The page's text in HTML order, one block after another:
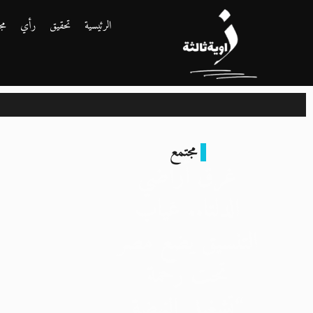
الرئيسية تحقيق رأي
مجتمع
غرق أراضي